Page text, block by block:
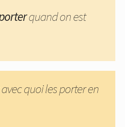
quand on est
quoi les porter en